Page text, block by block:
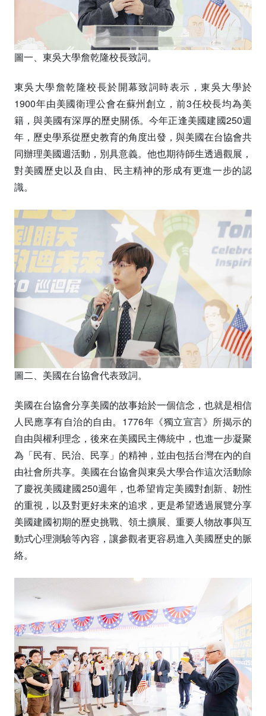
圖一、東吳大學詹乾隆校長致詞。
東吳大學詹乾隆校長於開幕致詞時表示，東吳大學於
1900年由美國衛理公會在蘇州創立，前3任校長均為美
籍，與美國有深厚的歷史關係。今年正逢美國建國250週
年，歷史學系從歷史教育的角度出發，與美國在台協會共
同辦理美國週活動，別具意義。他也期待師生透過觀展，
對美國歷史以及自由、民主精神的形成有更進一步的認
識。
圖二、美國在台協會代表致詞。
美國在台協會分享美國的故事始於一個信念，也就是相信
人民應享有自治的自由。1776年《獨立宣言》所揭示的
自由與權利理念，後來在美國民主傳統中，也進一步凝聚
為「民有、民治、民享」的精神，並由包括台灣在內的自
由社會所共享。美國在台協會與東吳大學合作這次活動除
了慶祝美國建國250週年，也希望肯定美國對創新、韌性
的重視，以及對更好未來的追求，更是希望透過展覽分享
美國建國初期的歷史挑戰、領土擴展、重要人物故事與互
動式心理測驗等內容，讓參觀者更容易進入美國歷史的脈
絡。